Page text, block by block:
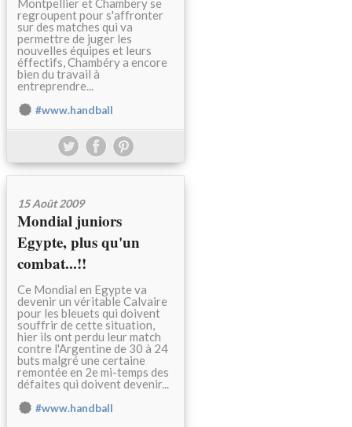
Montpellier et Chambery se
regroupent pour s'affronter
sur des matches qui va
permettre de juger les
nouvelles équipes et leurs
éffectifs, Chambéry a encore
bien du travail à
entreprendre...
#www.handball
15 Août 2009
Mondial juniors
Egypte, plus qu'un
combat...!!
Ce Mondial en Egypte va
devenir un véritable Calvaire
pour les bleuets qui doivent
souffrir de cette situation,
hier ils ont perdu leur match
contre l'Argentine de 30 à 24
buts malgré une certaine
remontée en 2e mi-temps des
défaites qui doivent devenir...
#www.handball